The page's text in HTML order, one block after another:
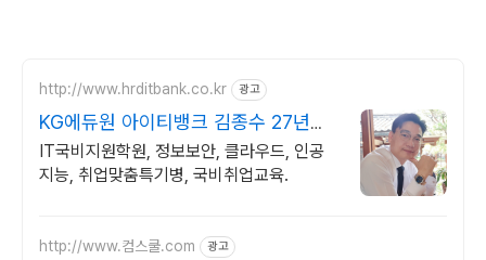
http://www.hrditbank.co.kr 광고
KG에듀원 아이티뱅크 김종수 27년경
력전문가 IT취업상담
IT국비지원학원, 정보보안, 클라우드, 인공
지능, 취업맞춤특기병, 국비취업교육.
http://www.컴스쿨.com 광고